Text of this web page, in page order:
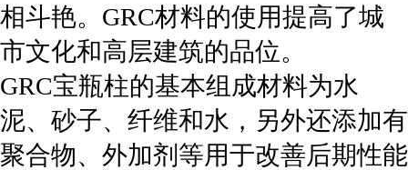
相斗艳。GRC材料的使用提高了城
市文化和高层建筑的品位。
GRC宝瓶柱的基本组成材料为水
泥、砂子、纤维和水，另外还添加有
聚合物、外加剂等用于改善后期性能